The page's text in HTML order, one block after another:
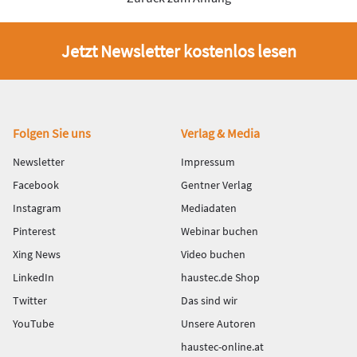
Jetzt Newsletter kostenlos lesen
Fußbereich
Folgen Sie uns
Newsletter
Facebook
Instagram
Pinterest
Xing News
LinkedIn
Twitter
YouTube
Verlag & Media
Impressum
Gentner Verlag
Mediadaten
Webinar buchen
Video buchen
haustec.de Shop
Das sind wir
Unsere Autoren
haustec-online.at